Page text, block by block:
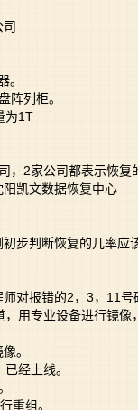
。
阵列柜。
为1T
，2家公司都表示恢复
凯文数据恢复中心
步判断恢复的几率应
对报错的2，3，11号
用专业设备进行镜像
。
经上线。
重组。